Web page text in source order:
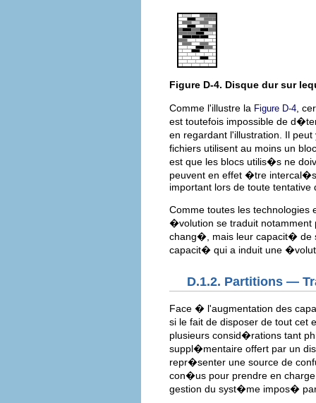
Figure D-4. Disque dur sur
Comme l'illustre la Figure D-4 ,
est toutefois impossible de
en regardant l'illustration. Il
fichiers utilisent au moins un
est que les blocs utilis�s ne
peuvent en effet �tre
important lors de toute
Comme toutes les
�volution se traduit notamment
chang�, mais leur capacit�
capacit� qui a induit une
D.1.2. Partitions —
Face � l'augmentation des
si le fait de disposer de tout
plusieurs consid�rations tant
suppl�mentaire offert par un
repr�senter une source de
con�us pour prendre en
gestion du syst�me impos�